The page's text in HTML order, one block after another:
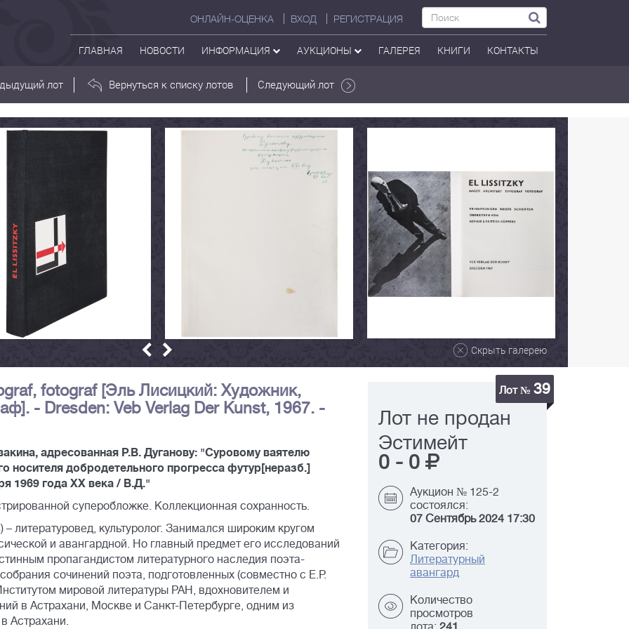
ОНЛАЙН-ОЦЕНКА ВХОД РЕГИСТРАЦИЯ
ГЛАВНАЯ НОВОСТИ ИНФОРМАЦИЯ АУКЦИОНЫ ГАЛЕРЕЯ КНИГИ КОНТАКТЫ
лот Вернуться к списку лотов Следующий лот
Скрыть галерею
fotograf [Эль Лисицкий: Художник,
- Dresden: Veb Verlag Der Kunst, 1967. -
адресованная Р.В. Дуганову: "Суровому ваятелю
носителя добродетельного прогресса футур[неразб.]
1969 года ХХ века / В.Д."
суперобложке. Коллекционная сохранность.
литературовед, культуролог. Занимался широким кругом
и авангардной. Но главный предмет его исследований
пропагандистом литературного наследия поэта-
сочинений поэта, подготовленных (совместно с Е.Р.
мировой литературы РАН, вдохновителем и
в Астрахани, Москве и Санкт-Петербурге, одним из
Астрахани.
Лот № 39
Лот не продан
Эстимейт
0 - 0
Аукцион № 125-2
состоялся:
07 Сентябрь 2024 17:30
Категория:
Литературный
авангард
Количество
просмотров